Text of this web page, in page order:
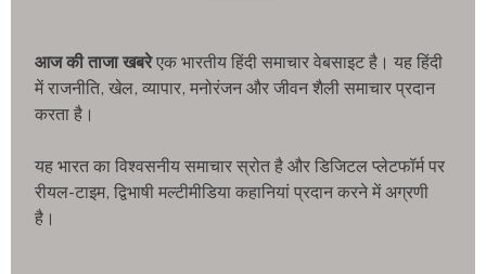
आज की ताजा खबरेएक भारतीय हिंदी समाचार वेबसाइट है। यह हिंदी
में राजनीति, खेल, व्यापार, मनोरंजन और जीवन शैली समाचार प्रदान
करता है।
यह भारत का विश्वसनीय समाचार स्रोत है और डिजिटल प्लेटफॉर्म पर
रीयल-टाइम, द्विभाषी मल्टीमीडिया कहानियां प्रदान करने में अग्रणी
है।